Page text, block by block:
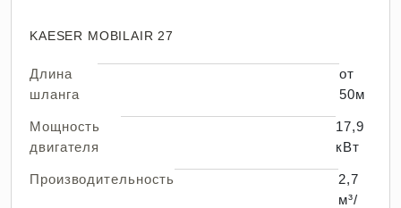
KAESER MOBILAIR 27
Длина
шланга
от
50м
Мощность
двигателя
17,9
кВт
Производительность
2,7
м³/